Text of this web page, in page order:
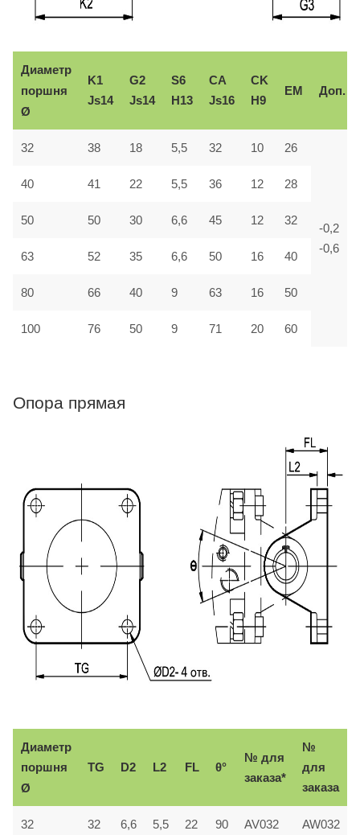
Диаметр
поршня
Ø
K1
Js14
G2
Js14
S6
H13
CA
Js16
CK
H9
EM Доп.
32 38 18 5,5 32 10 26
-0,2
-0,6
40 41 22 5,5 36 12 28
50 50 30 6,6 45 12 32
63 52 35 6,6 50 16 40
80 66 40 9 63 16 50
100 76 50 9 71 20 60
Опора прямая
Диаметр
поршня
Ø
TG D2 L2 FL θ°
№ для
заказа*
№
для
заказа
32 32 6,6 5,5 22 90 AV032 AW032